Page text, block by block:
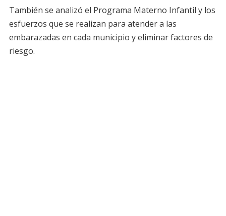
También se analizó el Programa Materno Infantil y los
esfuerzos que se realizan para atender a las
embarazadas en cada municipio y eliminar factores de
riesgo.